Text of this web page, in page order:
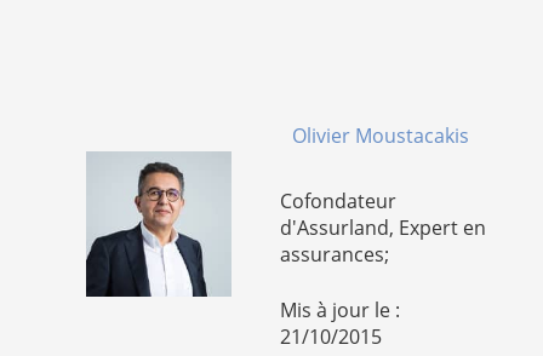
Olivier Moustacakis
Cofondateur
d'Assurland, Expert en
assurances;
Mis à jour le :
21/10/2015